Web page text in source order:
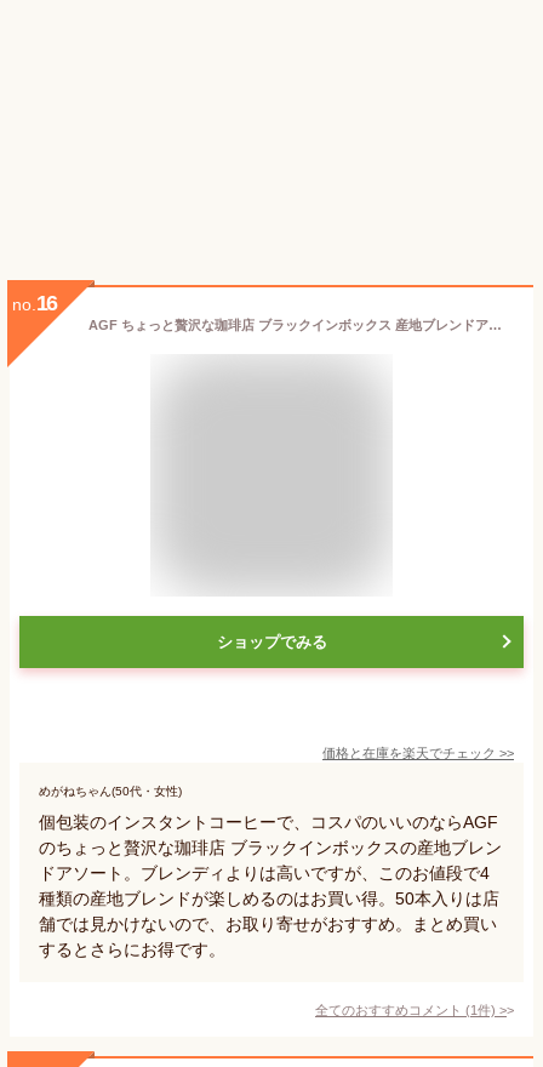
no. 16
AGF ちょっと贅沢な珈琲店 ブラックインボックス 産地ブレンドアソート スティック 50本×2箱【送料無料(一部地域を除く)】
ショップでみる
価格と在庫を楽天でチェック >>
めがねちゃん(50代・女性)
個包装のインスタントコーヒーで、コスパのいいのならAGF
のちょっと贅沢な珈琲店 ブラックインボックスの産地ブレン
ドアソート。ブレンディよりは高いですが、このお値段で4
種類の産地ブレンドが楽しめるのはお買い得。50本入りは店
舗では見かけないので、お取り寄せがおすすめ。まとめ買い
するとさらにお得です。
全てのおすすめコメント (1件) >